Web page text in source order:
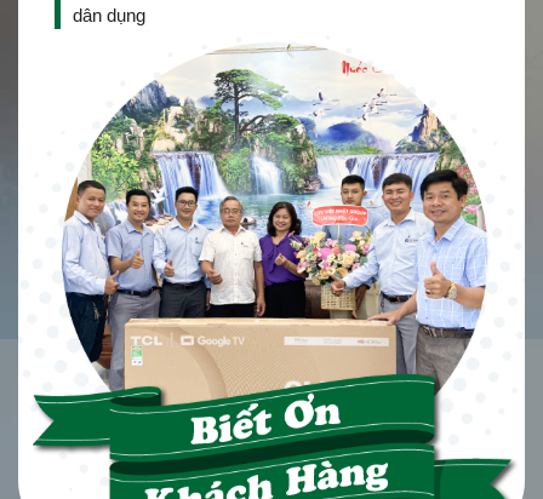
dân dụng